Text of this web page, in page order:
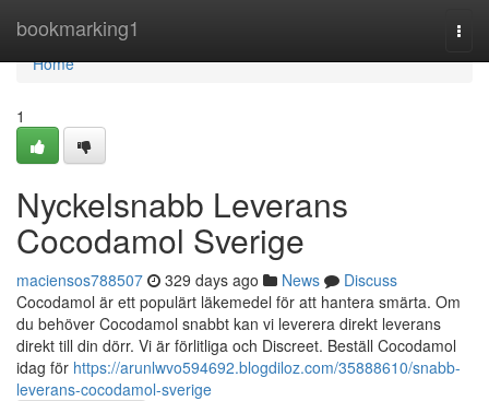
bookmarking1
Home
Home
1
Nyckelsnabb Leverans
Cocodamol Sverige
maciensos788507 329 days ago News
Discuss
Cocodamol är ett populärt läkemedel för att hantera smärta. Om
du behöver Cocodamol snabbt kan vi leverera direkt leverans
direkt till din dörr. Vi är förlitliga och Discreet. Beställ Cocodamol
idag för https://arunlwvo594692.blogdiloz.com/35888610/snabb-
leverans-cocodamol-sverige